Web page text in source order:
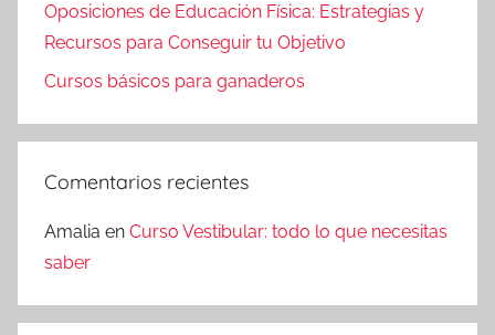
Oposiciones de Educación Física: Estrategias y
Recursos para Conseguir tu Objetivo
Cursos básicos para ganaderos
Comentarios recientes
Amalia en Curso Vestibular: todo lo que necesitas
saber